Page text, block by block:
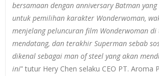
bersamaan dengan anniversary Batman
untuk pemilihan karakter Wonderwoman,
menjelang peluncuran film Wonderwoman
mendatang, dan terakhir Superman sebab
dikenal sebagai man of steel yang akan
ini” tutur Hery Chen selaku CEO PT. Aroma